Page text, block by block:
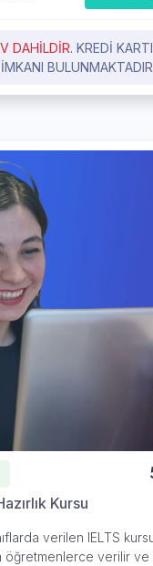
DAHILDIR. KREDI
Kursu
verilen IELTS
öğretmenlerce verilir